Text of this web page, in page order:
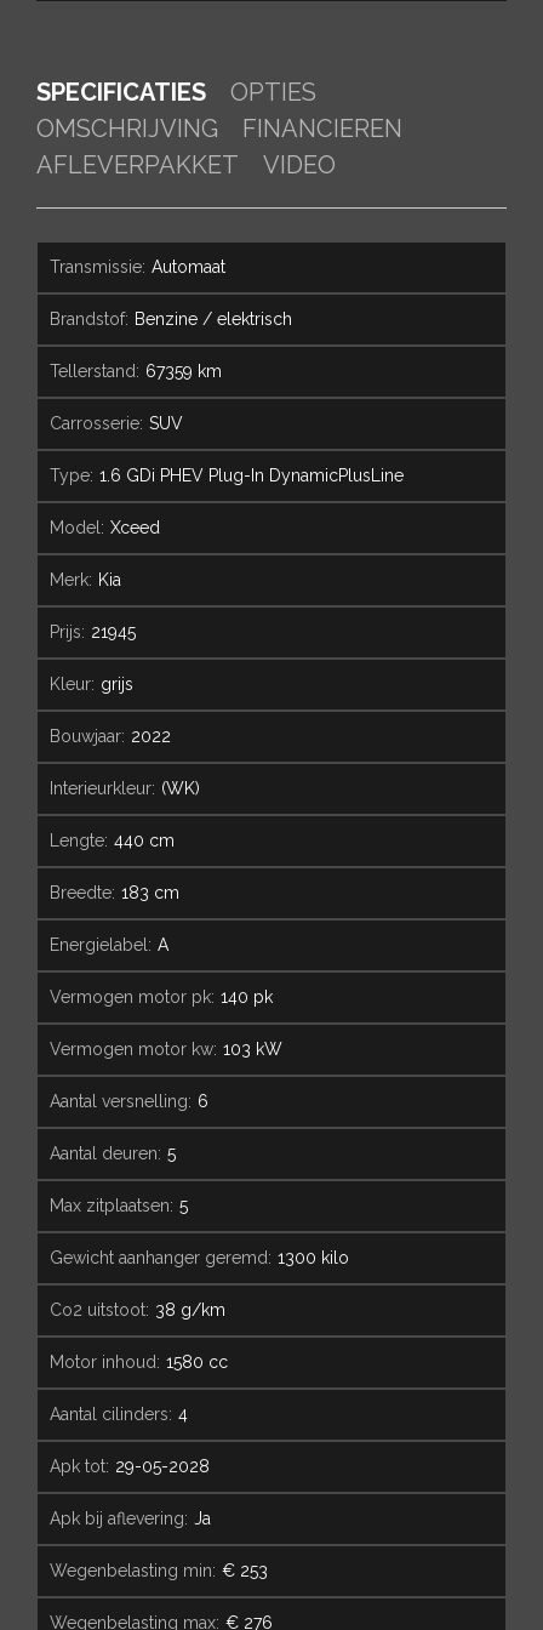
SPECIFICATIES
OPTIES
OMSCHRIJVING
FINANCIEREN
AFLEVERPAKKET
VIDEO
transmissie: Automaat
brandstof: Benzine / elektrisch
tellerstand: 67359 km
carrosserie: SUV
type: 1.6 GDi PHEV Plug-In DynamicPlusLine
model: Xceed
merk: Kia
prijs: 21945
kleur: grijs
bouwjaar: 2022
interieurkleur: (WK)
lengte: 440 cm
breedte: 183 cm
energielabel: A
vermogen motor pk: 140 pk
vermogen motor kw: 103 kW
aantal versnelling: 6
aantal deuren: 5
max zitplaatsen: 5
gewicht aanhanger geremd: 1300 kilo
co2 uitstoot: 38 g/km
motor inhoud: 1580 cc
aantal cilinders: 4
apk tot: 29-05-2028
apk bij aflevering: Ja
wegenbelasting min: € 253
wegenbelasting max: € 276